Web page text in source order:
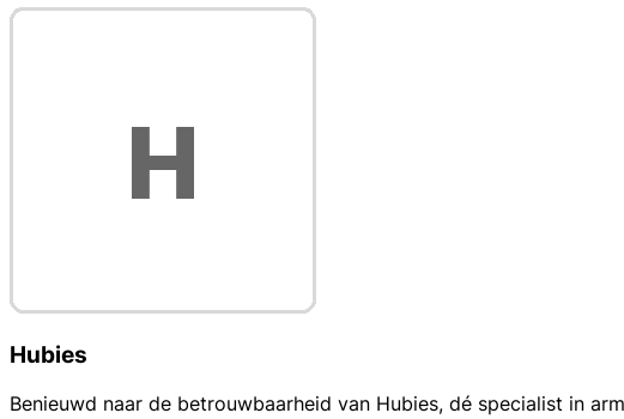
Hubies
Benieuwd naar de betrouwbaarheid van Hubies, dé specialist in